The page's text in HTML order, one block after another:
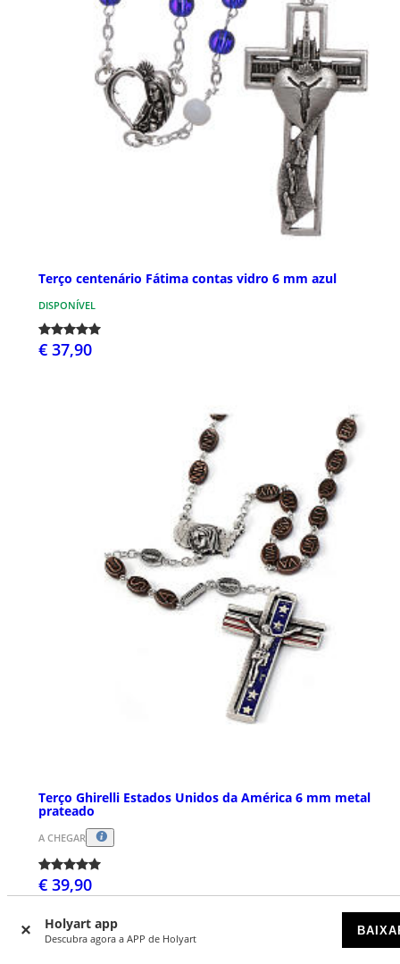
Holyart app
Descubra agora a APP de Holyart
Terço centenário Fátima contas vidro 6 mm azul
DISPONÍVEL
€ 37,90
Terço Ghirelli Estados Unidos da América 6 mm metal
prateado
A CHEGAR
€ 39,90